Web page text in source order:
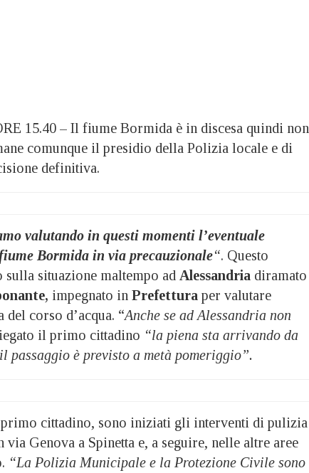
15.40 – Il fiume Bormida è in discesa quindi non
comunque il presidio della Polizia locale e di
definitiva.
valutando in questi momenti l’eventuale
Bormida in via precauzionale“. Questo
situazione maltempo ad Alessandria diramato
impegnato in Prefettura per valutare
corso d’acqua. “Anche se ad Alessandria non
il primo cittadino “la piena sta arrivando da
passaggio è previsto a metà pomeriggio”.
cittadino, sono iniziati gli interventi di pulizia
Genova a Spinetta e, a seguire, nelle altre aree
“La Polizia Municipale e la Protezione Civile sono